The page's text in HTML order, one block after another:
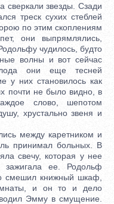
звезды. Сзади
треск сухих стеблей
по этим скоплениям
они выпрямлялись,
чудилось, будто
волны и вот сейчас
они еще тесней
у них становилось как
почти не было видно, в
слово, шепотом
хрустально звеня и
между каретником и
принимал больных. В
свечу, которая у нее
ее. Родольф
смешил книжный шкаф,
и он то и дело
Эмму в смущение.